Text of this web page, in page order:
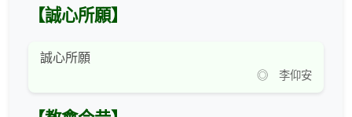
【誠心所願】
誠心所願
◎ 李仰安